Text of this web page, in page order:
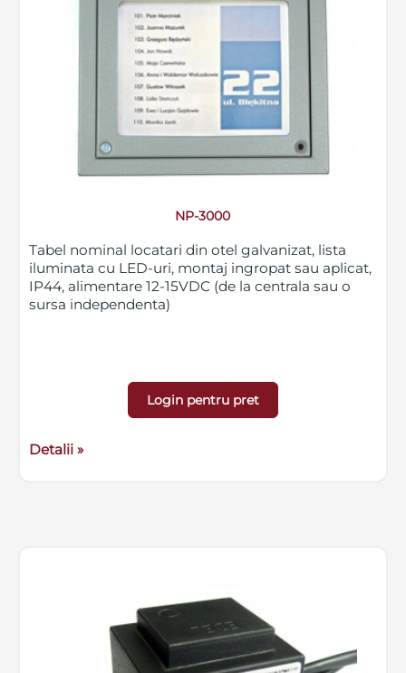
NP-3000
Tabel nominal locatari din otel galvanizat, lista
iluminata cu LED-uri, montaj ingropat sau aplicat,
IP44, alimentare 12-15VDC (de la centrala sau o
sursa independenta)
Login pentru pret
Detalii »